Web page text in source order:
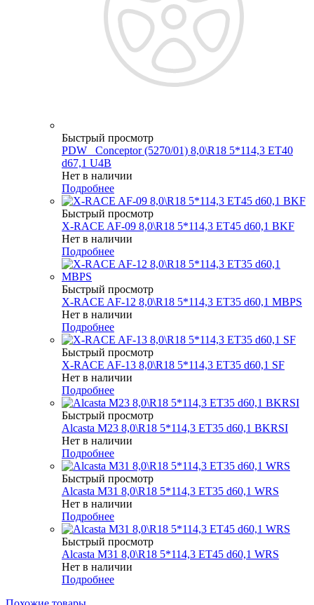
Быстрый просмотр
PDW _Conceptor (5270/01) 8,0\R18 5*114,3 ET40
d67,1 U4B
Нет в наличии
Подробнее
Быстрый просмотр
X-RACE AF-09 8,0\R18 5*114,3 ET45 d60,1 BKF
Нет в наличии
Подробнее
Быстрый просмотр
X-RACE AF-12 8,0\R18 5*114,3 ET35 d60,1 MBPS
Нет в наличии
Подробнее
Быстрый просмотр
X-RACE AF-13 8,0\R18 5*114,3 ET35 d60,1 SF
Нет в наличии
Подробнее
Быстрый просмотр
Alcasta M23 8,0\R18 5*114,3 ET35 d60,1 BKRSI
Нет в наличии
Подробнее
Быстрый просмотр
Alcasta M31 8,0\R18 5*114,3 ET35 d60,1 WRS
Нет в наличии
Подробнее
Быстрый просмотр
Alcasta M31 8,0\R18 5*114,3 ET45 d60,1 WRS
Нет в наличии
Подробнее